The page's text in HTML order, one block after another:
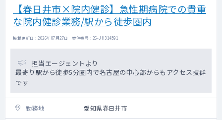
【春日井市×院内健診】急性期病院での貴重
な院内健診業務/駅から徒歩圏内
掲載更新日 : 2026年07月27日 案件番号 : 26-JH314591
担当エージェントより
最寄り駅から徒歩5分圏内で名古屋の中心部からもアクセス抜群
です
勤務地 愛知県春日井市